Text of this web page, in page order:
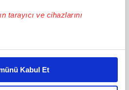
tarayıcı ve cihazlarını
halinde sizlere özel
yaşatabiliriz. Bunu yaparken
bir reklam deneyimi sunmak
Kabul Et